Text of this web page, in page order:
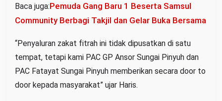
Baca juga:Pemuda Gang Baru 1 Beserta Samsul
Community Berbagi Takjil dan Gelar Buka Bersama
“Penyaluran zakat fitrah ini tidak dipusatkan di satu
tempat, tetapi kami PAC GP Ansor Sungai Pinyuh dan
PAC Fatayat Sungai Pinyuh memberikan secara door to
door kepada masyarakat” ujar Haris.